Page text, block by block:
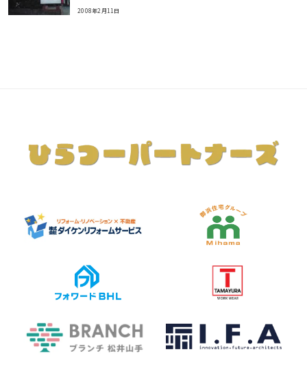
2008年2月11日